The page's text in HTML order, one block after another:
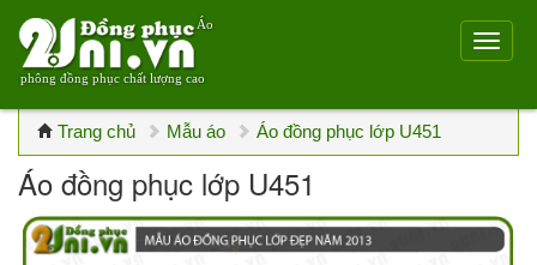
Áo
phông đồng phục chất lượng cao
Trang chủ Mẫu áo Áo đồng phục lớp U451
Áo đồng phục lớp U451